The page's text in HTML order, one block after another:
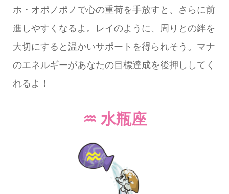
ホ・オポノポノで心の重荷を手放すと、さらに前
進しやすくなるよ。レイのように、周りとの絆を
大切にすると温かいサポートを得られそう。マナ
のエネルギーがあなたの目標達成を後押ししてく
れるよ！
♒ 水瓶座